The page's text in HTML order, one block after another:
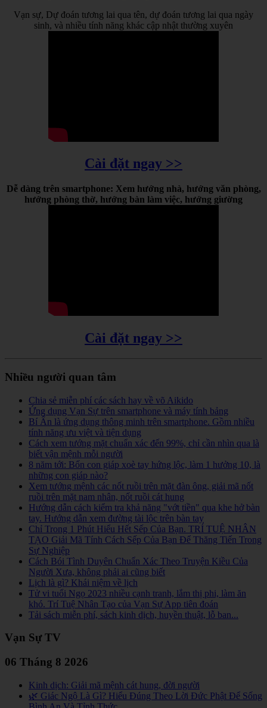
Vạn sự, Dự đoán tương lai qua tên, dự đoán tương lai qua ngày
sinh, và nhiều tính năng khác cập nhật thường xuyên
Cài đặt ngay >>
Dễ dàng trên smartphone: Xem hướng nhà, hướng văn phòng,
hướng phòng thờ, hướng bàn làm việc, hướng giường
Cài đặt ngay >>
Nhiều người quan tâm
Chia sẻ miễn phí các sách hay về võ Aikido
Ứng dụng Vạn Sự trên smartphone và máy tính bảng
Bí Ẩn là ứng dụng thông minh trên smartphone. Gồm nhiều
tính năng ưu việt và tiện dụng
Cách xem tướng mặt chuẩn xác đến 99%, chỉ cần nhìn qua là
biết vận mệnh mỗi người
8 năm tới: Bốn con giáp xoè tay hứng lộc, làm 1 hưởng 10, là
những con giáp nào?
Xem tướng mệnh các nốt ruồi trên mặt đàn ông, giải mã nốt
ruồi trên mặt nam nhân, nốt ruồi cát hung
Hướng dẫn cách kiểm tra khả năng "vớt tiền" qua khe hở bàn
tay. Hướng dẫn xem đường tài lộc trên bàn tay
Chỉ Trong 1 Phút Hiểu Hết Sếp Của Bạn. TRÍ TUỆ NHÂN
TẠO Giải Mã Tính Cách Sếp Của Bạn Để Thăng Tiến Trong
Sự Nghiệp
Cách Bói Tình Duyên Chuẩn Xác Theo Truyện Kiều Của
Người Xưa, không phải ai cũng biết
Lịch là gì? Khái niệm về lịch
Tử vi tuổi Ngọ 2023 nhiều cạnh tranh, lắm thị phi, làm ăn
khó. Trí Tuệ Nhân Tạo của Vạn Sự App tiên đoán
Tải sách miễn phí, sách kinh dịch, huyền thuật, lỗ ban...
Vạn Sự TV
06 Tháng 8 2026
Kinh dịch: Giải mã mệnh cát hung, đời người
🌿 Giác Ngộ Là Gì? Hiểu Đúng Theo Lời Đức Phật Để Sống